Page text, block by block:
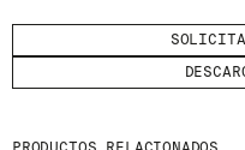
WE ARE MOLINS
CERTIFICADOS